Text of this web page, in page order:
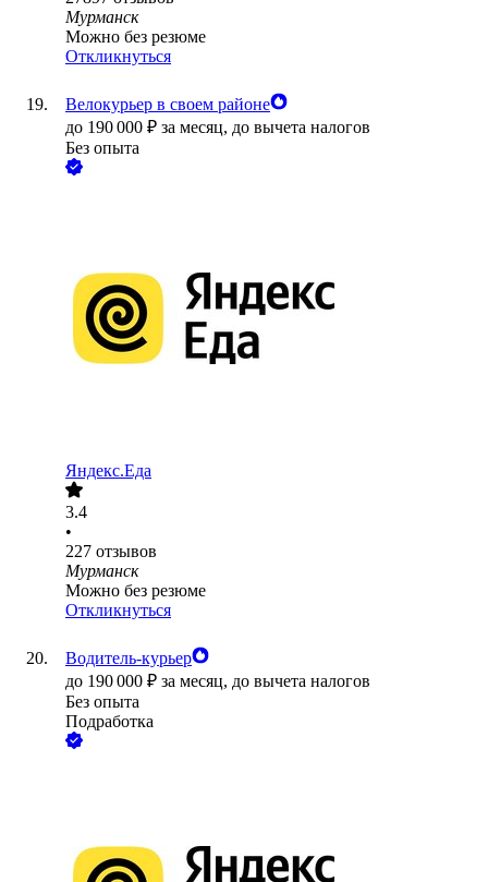
Мурманск
Можно без резюме
Откликнуться
Велокурьер в своем районе
до 190 000 ₽ за месяц, до вычета налогов
Без опыта
Яндекс.Еда
3.4
•
227 отзывов
Мурманск
Можно без резюме
Откликнуться
Водитель-курьер
до 190 000 ₽ за месяц, до вычета налогов
Без опыта
Подработка